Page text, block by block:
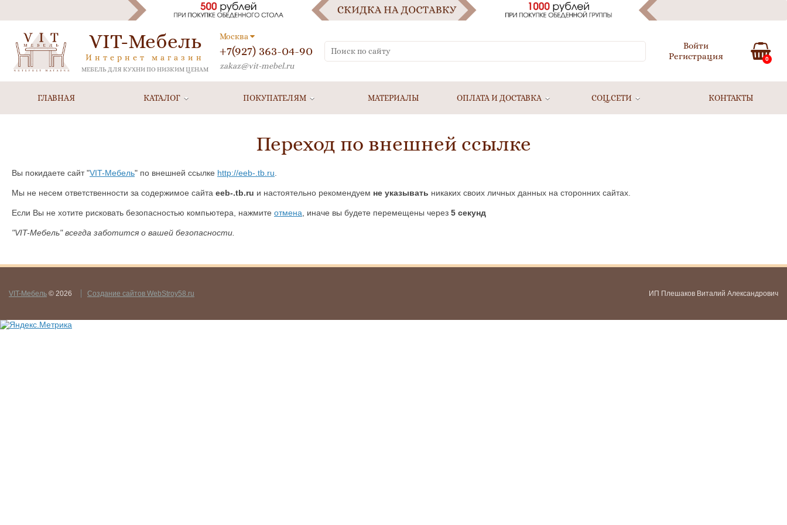
VIT-Мебель
Интернет магазин
МЕБЕЛЬ ДЛЯ КУХНИ ПО НИЗКИМ ЦЕНАМ
Москва
+7(927) 363-04-90
zakaz@vit-mebel.ru
Войти
Регистрация
0
ГЛАВНАЯ КАТАЛОГ ПОКУПАТЕЛЯМ МАТЕРИАЛЫ ОПЛАТА И ДОСТАВКА СОЦ.СЕТИ КОНТАКТЫ
Переход по внешней ссылке
Вы покидаете сайт "VIT-Мебель" по внешней ссылке http://eeb-.tb.ru
Мы не несем ответственности за содержимое сайта eeb-.tb.ru и настоятельно рекомендуем не указывать никаких своих личных данных на сторонних сайтах.
Если Вы не хотите рисковать безопасностью компьютера, нажмите отмена , иначе вы будете перемещены через 5 секунд
"VIT-Мебель" всегда заботится о вашей безопасности.
VIT-Мебель © 2026 Создание сайтов WebStroy58.ru ИП Плешаков Виталий Александрович